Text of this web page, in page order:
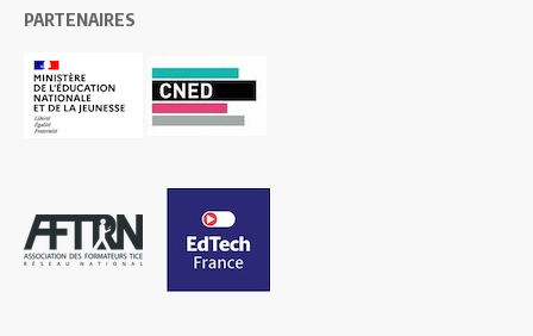
PARTENAIRES